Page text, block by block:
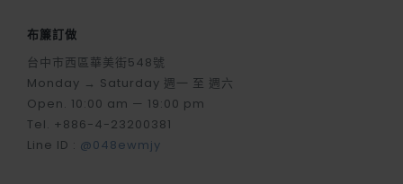
布簾訂做
台中市西區華美街548號
Monday → Saturday 週一 至 週六
Open. 10:00 am — 19:00 pm
Tel. +886-4-23200381
Line ID : @048ewmjy